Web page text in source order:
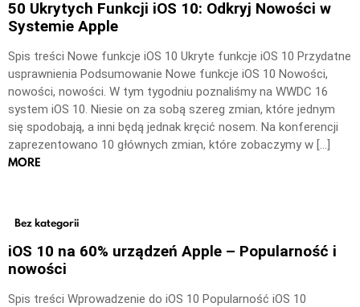
50 Ukrytych Funkcji iOS 10: Odkryj Nowości w
Systemie Apple
Spis treści Nowe funkcje iOS 10 Ukryte funkcje iOS 10 Przydatne
usprawnienia Podsumowanie Nowe funkcje iOS 10 Nowości,
nowości, nowości. W tym tygodniu poznaliśmy na WWDC 16
system iOS 10. Niesie on za sobą szereg zmian, które jednym
się spodobają, a inni będą jednak kręcić nosem. Na konferencji
zaprezentowano 10 głównych zmian, które zobaczymy w […]
MORE
Bez kategorii
iOS 10 na 60% urządzeń Apple – Popularność i
nowości
Spis treści Wprowadzenie do iOS 10 Popularność iOS 10